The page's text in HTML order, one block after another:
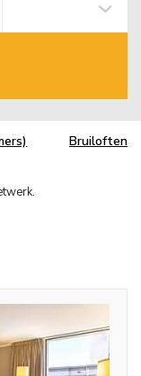
Bruiloften